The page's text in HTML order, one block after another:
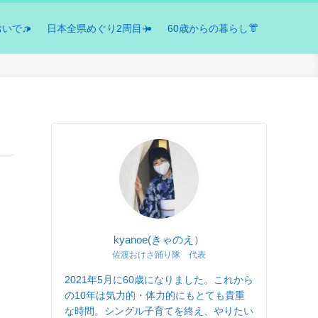
いで♫ 日本全県めぐり2周目✈️ 60歳からの暮らし👘
kyanoe(きゃのえ）
佐渡おけさ踊り隊 代表
2021年5月に60歳になりました。これから
の10年は気力的・体力的にもとても貴重
な時間。シングル子育てを終え、やりたい